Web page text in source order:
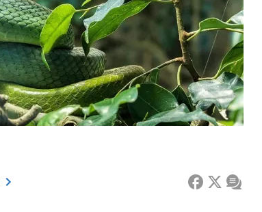
FACEBOOK
X ZPRÁVA